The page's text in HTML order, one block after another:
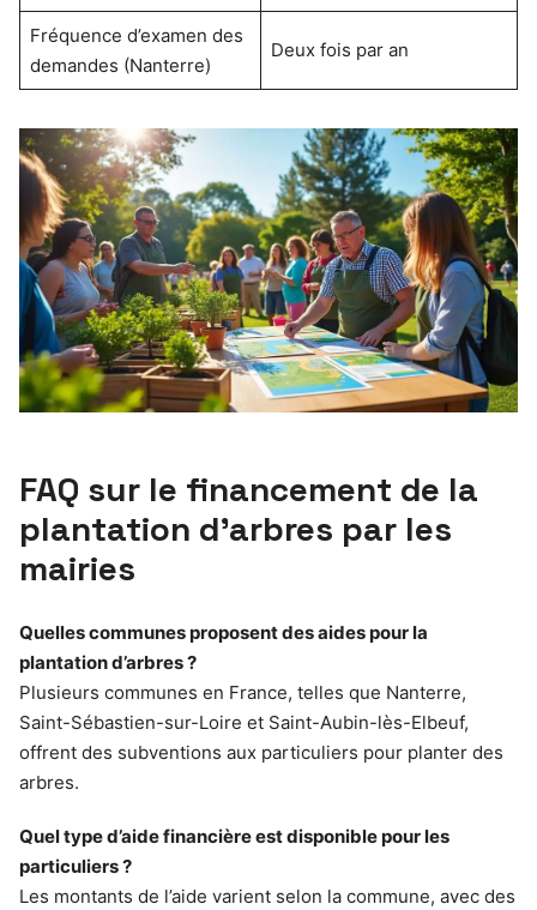
Fréquence d’examen des
demandes (Nanterre)
Deux fois par an
FAQ sur le financement de la
plantation d’arbres par les
mairies
Quelles communes proposent des aides pour la
plantation d’arbres ?
Plusieurs communes en France, telles que Nanterre,
Saint-Sébastien-sur-Loire et Saint-Aubin-lès-Elbeuf,
offrent des subventions aux particuliers pour planter des
arbres.
Quel type d’aide financière est disponible pour les
particuliers ?
Les montants de l’aide varient selon la commune, avec des